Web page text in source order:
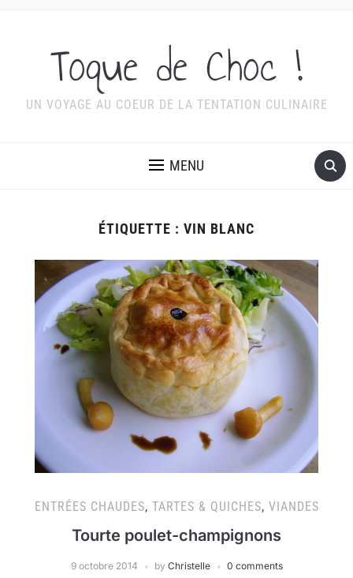
Toque de Choc !
UN VOYAGE AU COEUR DE LA TENTATION CULINAIRE
MENU
ÉTIQUETTE : VIN BLANC
ENTRÉES CHAUDES, TARTES & QUICHES, VIANDES
Tourte poulet-champignons
9 octobre 2014 by Christelle 0 comments